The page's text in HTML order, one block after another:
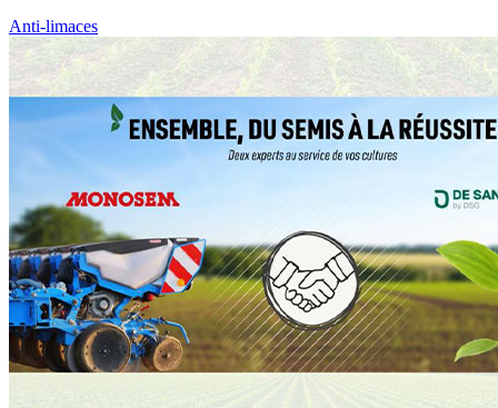
Anti-limaces